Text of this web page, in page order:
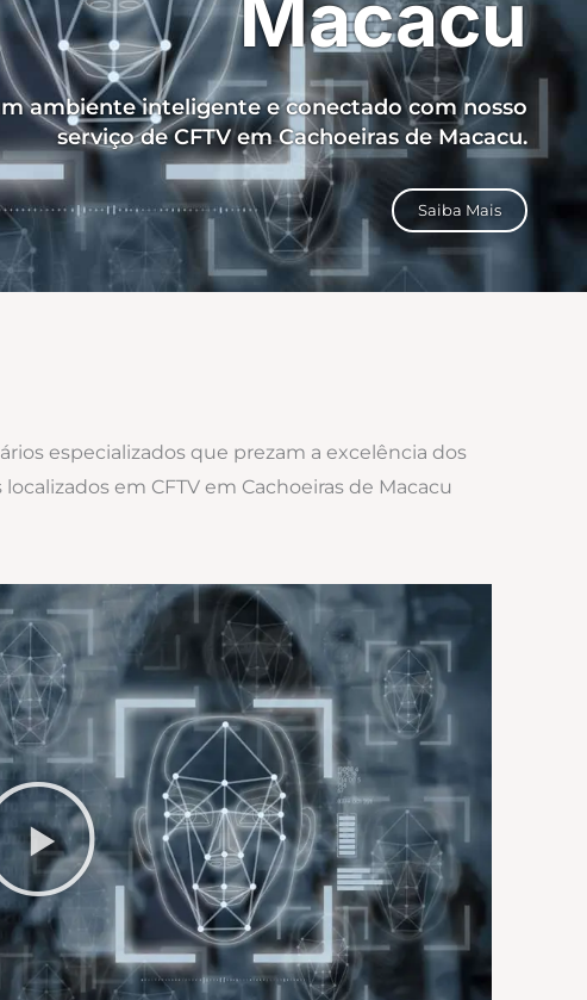
Macacu
ambiente inteligente e conectado com nosso
serviço de CFTV em Cachoeiras de Macacu.
Saiba Mais
especializados que prezam a excelência dos
em CFTV em Cachoeiras de Macacu